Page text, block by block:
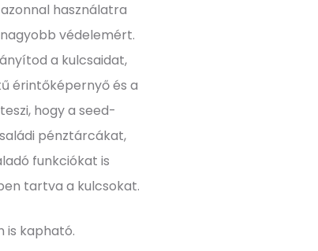
használatra
védelemért.
a kulcsaidat,
érintőképernyő és a
hogy a seed-
pénztárcákat,
funkciókat is
tartva a kulcsokat.
is kapható.